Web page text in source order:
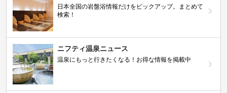
日本全国の岩盤浴情報だけをピックアップ。まとめて
検索！
ニフティ温泉ニュース
温泉にもっと行きたくなる！お得な情報を掲載中